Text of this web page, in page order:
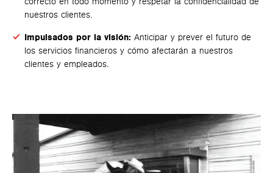
nuestros clientes.
Impulsados por la visión: Anticipar y prever el futuro de
los servicios financieros y cómo afectarán a nuestros
clientes y empleados.